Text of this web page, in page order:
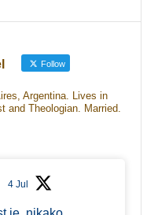
Follow
Argentina. Lives in
and Theologian. Married.
4 Jul